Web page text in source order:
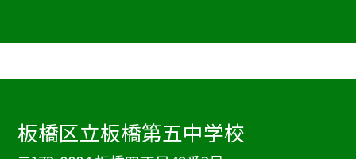
板橋区立板橋第五中学校